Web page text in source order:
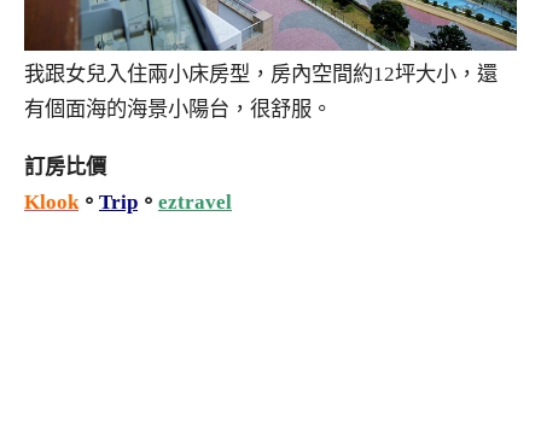
我跟女兒入住兩小床房型，房內空間約12坪大小，還
有個面海的海景小陽台，很舒服。
訂房比價
Klook。 Trip 。 eztravel